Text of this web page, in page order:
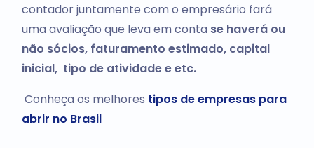
contador juntamente com o empresário fará
uma avaliação que leva em conta se haverá ou
não sócios, faturamento estimado, capital
inicial, tipo de atividade e etc.
Conheça os melhores tipos de empresas para
abrir no Brasil